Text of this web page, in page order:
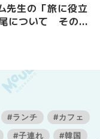
先生の「旅に役立
について その
#ランチ
#カフェ
#子連れ
#韓国